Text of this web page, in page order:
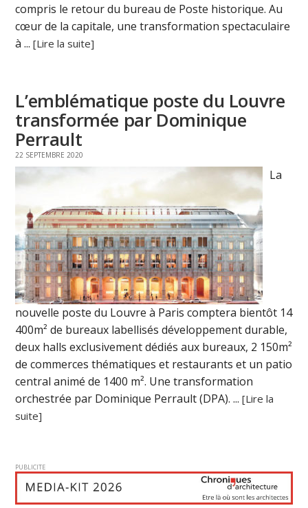
compris le retour du bureau de Poste historique. Au
cœur de la capitale, une transformation spectaculaire
à ...[Lire la suite]
L’emblématique poste du Louvre
transformée par Dominique
Perrault
22 SEPTEMBRE 2020
La
nouvelle poste du Louvre à Paris comptera bientôt 14
400m² de bureaux labellisés développement durable,
deux halls exclusivement dédiés aux bureaux, 2 150m²
de commerces thématiques et restaurants et un patio
central animé de 1400 m². Une transformation
orchestrée par Dominique Perrault (DPA). ...[Lire la
suite]
PUBLICITE